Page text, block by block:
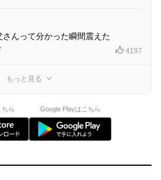
さんって分かった瞬間震えた
4197
もっと見る
ちら Google Playはこちら